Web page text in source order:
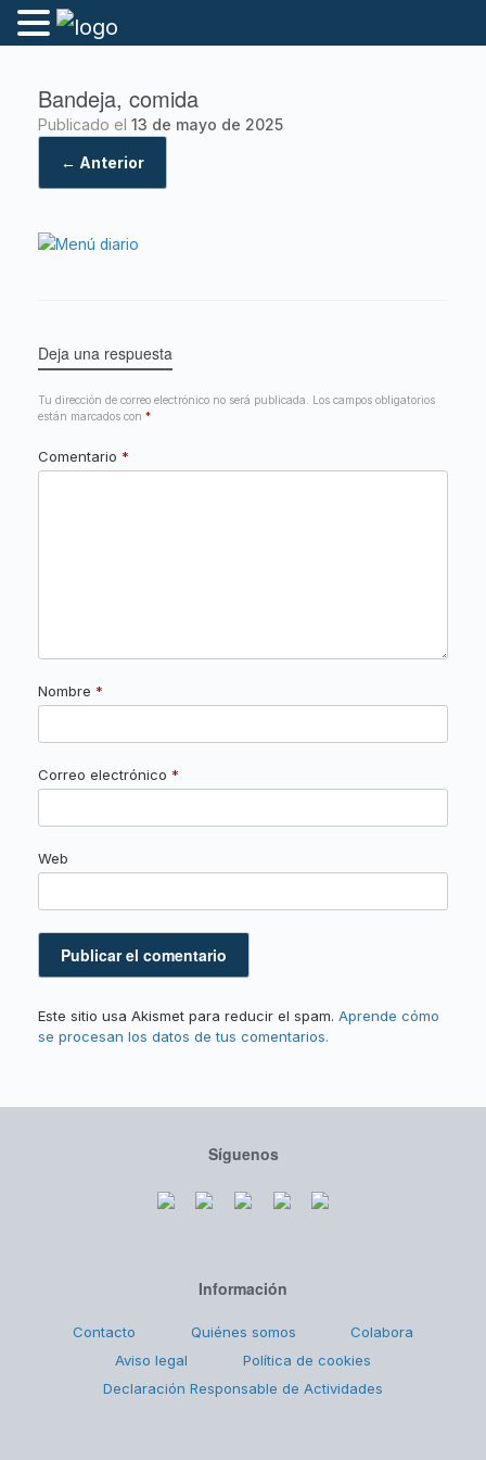
Bandeja, comida
Publicado el 13 de mayo de 2025
← Anterior
Deja una respuesta
Tu dirección de correo electrónico no será publicada. Los campos obligatorios
están marcados con *
Comentario *
Nombre *
Correo electrónico *
Web
Este sitio usa Akismet para reducir el spam. Aprende cómo
se procesan los datos de tus comentarios.
Síguenos
Información
Contacto Quiénes somos
Colabora
Aviso legal
Política de cookies
Declaración Responsable de Actividades